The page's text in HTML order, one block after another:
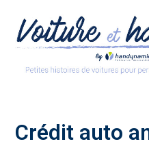
Crédit auto